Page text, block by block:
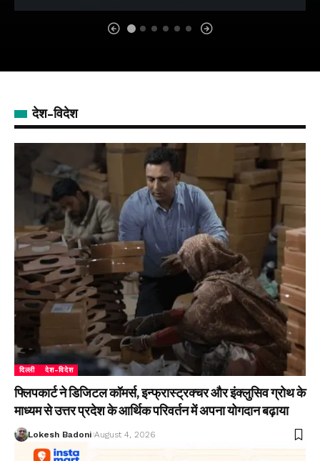
देश-विदेश
दिल्ली देश-विदेश
फ्लिपकार्ट ने डिजिटल कॉमर्स, इन्फ्रास्ट्रक्चर और इंक्लुसिव ग्रोथ के
माध्यम से उत्तर प्रदेश के आर्थिक परिवर्तन में अपना योगदान बढ़ाया
Lokesh Badoni August 4, 2026